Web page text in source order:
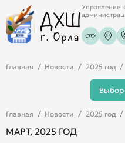
Управление
Главная Новости 2025 год
Выбор
Главная Новости 2025 год
МАРТ, 2025 ГОД